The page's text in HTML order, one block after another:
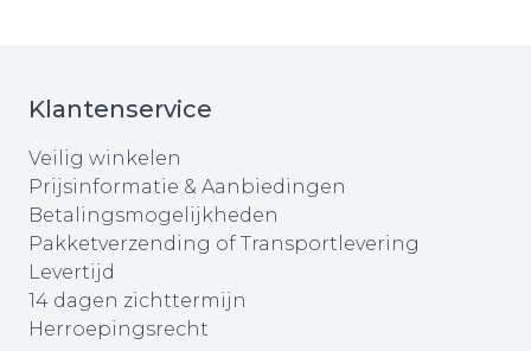
Klantenservice
Veilig winkelen
Prijsinformatie & Aanbiedingen
Betalingsmogelijkheden
Pakketverzending of Transportlevering
Levertijd
14 dagen zichttermijn
Herroepingsrecht